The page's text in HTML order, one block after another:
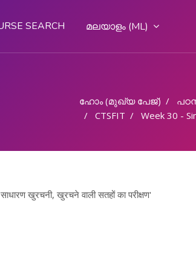
SEARCH മലയാളം ‎(ML)‎
ഹോം (മുഖ്യ പേജ്‌)
CTSFIT
Week 30 - Simple scraper, Testing scraped
खुरचनी, खुरचने वाली सतहों का परीक्षण'